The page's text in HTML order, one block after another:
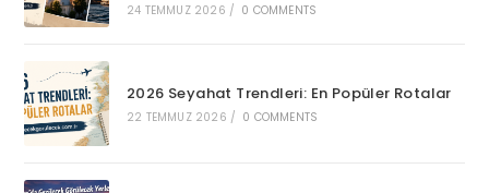
24 TEMMUZ 2026 / 0 COMMENTS
2026 Seyahat Trendleri: En Popüler Rotalar
22 TEMMUZ 2026 / 0 COMMENTS